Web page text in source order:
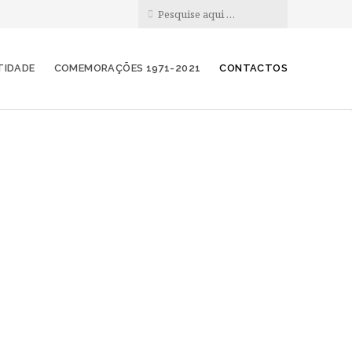
COMEMORAÇÕES 1971-2021 CONTACTOS